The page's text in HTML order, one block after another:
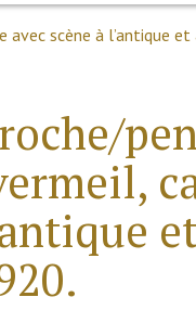
scène à l’antique